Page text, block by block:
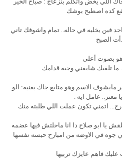
كده اصطبح بوشك
فين يخليه في حاله.. تمام واشوفك تاني
الصبح
بصوت أعلى
تلقيك شايفني وجبه قدامك
مايشوف الاسم وهو متابع جاك بعنيه: الو
معتز.. عامل ايه .
اتمني تكون عملت اللي طلبته منك
يا ابو صلاح دا انا ماخلتش فيها عضمه
جوه في الاوضه من امبارح حبسه نفسها
فاهم عايزك تربيها